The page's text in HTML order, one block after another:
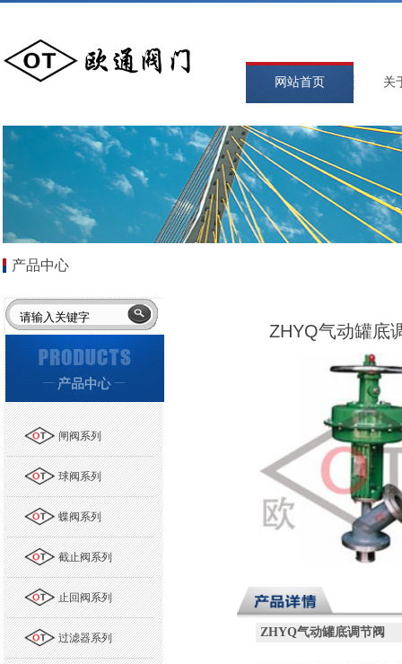
网站首页 关
产品中心
闸阀系列
球阀系列
蝶阀系列
截止阀系列
止回阀系列
过滤器系列
ZHYQ气动罐底
ZHYQ气动罐底调节阀